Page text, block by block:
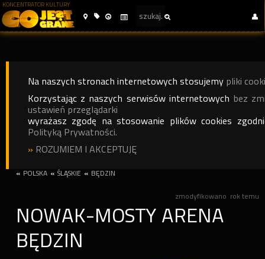
KONCENTRATOR KULTURY
Na naszych stronach internetowych stosujemy pliki
Korzystając z naszych serwisów internetowych bez
ustawień przeglądarki
wyrażasz zgodę na stosowanie plików cookies
Polityką Prywatności.
» ROZUMIEM I AKCEPTUJĘ
« POLSKA « ŚLĄSKIE « BĘDZIN
zmodyfikowano rok temu
NOWAK-MOSTY ARENA
BĘDZIN